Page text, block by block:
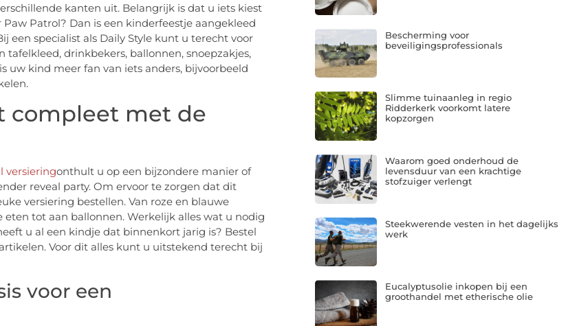
kanten uit. Belangrijk is dat u iets kiest
Patrol? Dan is een kinderfeestje aangekleed
een specialist als Daily Style kunt u terecht voor
tafelkleed, drinkbekers, ballonnen, snoepzakjes,
uw kind meer fan van iets anders, bijvoorbeeld
compleet met de
versieringonthult u op een bijzondere manier of
reveal party. Om ervoor te zorgen dat dit
versiering bestellen. Van roze en blauwe
tot aan ballonnen. Werkelijk alles wat u nodig
u al een kindje dat binnenkort jarig is? Bestel
Voor dit alles kunt u uitstekend terecht bij
voor een
Bescherming voor
beveiligingsprofessionals
Slimme tuinaanleg in regio
Ridderkerk voorkomt latere
kopzorgen
Waarom goed onderhoud de
levensduur van een krachtige
stofzuiger verlengt
Steekwerende vesten in het dagelijks
werk
Eucalyptusolie inkopen bij een
groothandel met etherische olie